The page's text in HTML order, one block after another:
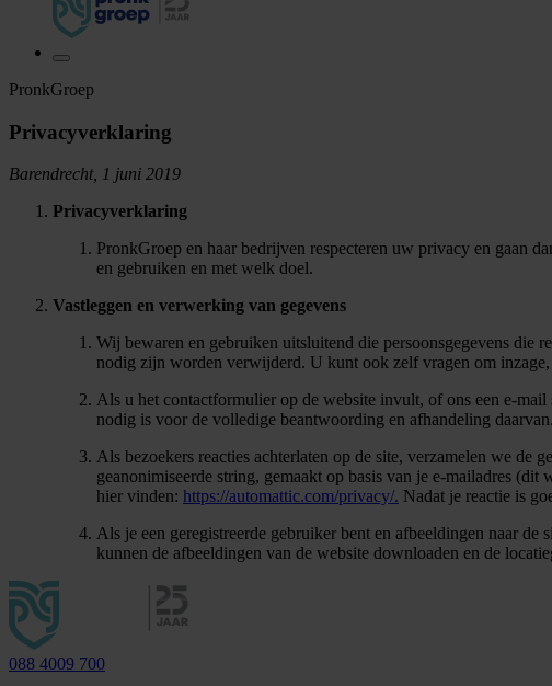
PronkGroep
Privacyverklaring
Barendrecht, 1 juni 2019
Privacyverklaring
PronkGroep en haar bedrijven respecteren uw privacy en gaan
en gebruiken en met welk doel.
Vastleggen en verwerking van gegevens
Wij bewaren en gebruiken uitsluitend die persoonsgegevens die
nodig zijn worden verwijderd. U kunt ook zelf vragen om
Als u het contactformulier op de website invult, of ons een e-
nodig is voor de volledige beantwoording en afhandeling daarvan.
Als bezoekers reacties achterlaten op de site, verzamelen we de
geanonimiseerde string, gemaakt op basis van je e-mailadres
hier vinden: https://automattic.com/privacy/. Nadat je reactie is
Als je een geregistreerde gebruiker bent en afbeeldingen naar
kunnen de afbeeldingen van de website downloaden en de
088 4009 700